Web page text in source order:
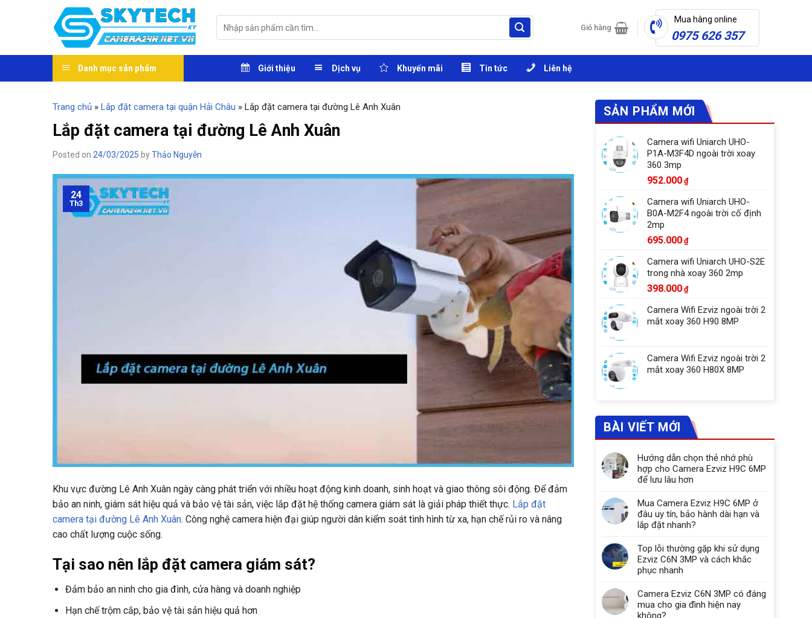
kiếm:
Giỏ hàng
Mua hàng online
0975 626 357
Danh mục sản phẩm Giới thiệu Dịch vụ Khuyến mãi Tin tức Liên hệ
Trang chủ » Lắp đặt camera tại quận Hải Châu » Lắp đặt camera tại đường Lê Anh Xuân
Lắp đặt camera tại đường Lê Anh Xuân
Posted on 24/03/2025 byThảo Nguyễn
24
Th3
Khu vực đường Lê Anh Xuân ngày càng phát triển với nhiều hoạt động kinh doanh, sinh hoạt và giao thông sôi động. Để đảm
bảo an ninh, giám sát hiệu quả và bảo vệ tài sản, việc lắp đặt hệ thống camera giám sát là giải pháp thiết thực. Lắp đặt
camera tại đường Lê Anh Xuân. Công nghệ camera hiện đại giúp người dân kiểm soát tình hình từ xa, hạn chế rủi ro và nâng
cao chất lượng cuộc sống.
Tại sao nên lắp đặt camera giám sát?
Đảm bảo an ninh cho gia đình, cửa hàng và doanh nghiệp
Hạn chế trộm cắp, bảo vệ tài sản hiệu quả hơn
SẢN PHẨM MỚI
Camera wifi Uniarch UHO-
P1A-M3F4D ngoài trời xoay
360 3mp
952.000 ₫
Camera wifi Uniarch UHO-
B0A-M2F4 ngoài trời cố định
2mp
695.000 ₫
Camera wifi Uniarch UHO-S2E
trong nhà xoay 360 2mp
398.000 ₫
Camera Wifi Ezviz ngoài trời 2
mắt xoay 360 H90 8MP
Camera Wifi Ezviz ngoài trời 2
mắt xoay 360 H80X 8MP
BÀI VIẾT MỚI
Hướng dẫn chọn thẻ nhớ phù
hợp cho Camera Ezviz H9C 6MP
để lưu lâu hơn
Mua Camera Ezviz H9C 6MP ở
đâu uy tín, bảo hành dài hạn và
lắp đặt nhanh?
Top lỗi thường gặp khi sử dụng
Ezviz C6N 3MP và cách khắc
phục nhanh
Camera Ezviz C6N 3MP có đáng
mua cho gia đình hiện nay
không?